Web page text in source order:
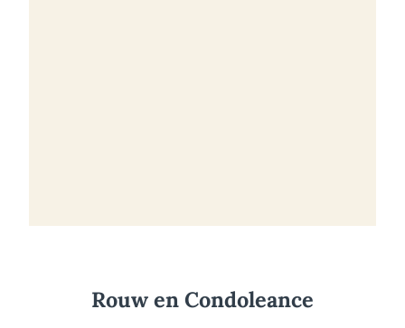
Rouw en Condoleance